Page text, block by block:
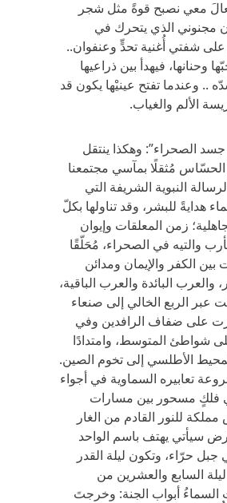
معي نصبح قوةً مثل شجر
مجنوني الذي يتحرك في
على شفتي أُغنية تحدٍّ وعنفوان..
وحنانها، فيهدأ بين ذراعيها
.. وعندما تفتح عينيْها يكون قد
الألم والغياب.
الصحراء”: وهكذا ينتقل
مُثقلًا بمآسي مجتمعنا
النبوية الشريفة التي
هدايةً للبشر، وقد تناولها بكلّ
زمن المعلقات وإيوان
والتيه في الصحراء، مُحَلّقًا
بين الكفر والإيمان ومدائن
والعرب البائدة والعرب الباقية،
عبر الربع الخالي إلى صنعاء
على ضفاف الرافدين وفي
شواطئ المتوسط، وامتدادًا
الأطلسي إلى تخوم الصين.
تعابيره السماوية في أجواء
مسحور بين مسارات
للنور القادم من الغار
سيأتي يهتف باسم الواحد
جبل حرّاء، وتكون ليلة القدر
السابع والعشرين من
أبواب الجنة: وخرجتَ